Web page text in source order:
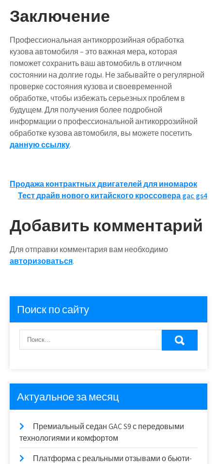
Заключение
Профессиональная антикоррозийная обработка
кузова автомобиля – это важная мера, которая
поможет сохранить ваш автомобиль в отличном
состоянии на долгие годы. Не забывайте о регулярной
проверке состояния кузова и своевременной
обработке, чтобы избежать серьезных проблем в
будущем. Для получения более подробной
информации о профессиональной антикоррозийной
обработке кузова автомобиля, вы можете посетить
данную ссылку.
Навигация
по
записям
Продажа контрактных двигателей для иномарок
Тест драйв нового китайского кроссовера gac gs4
Добавить комментарий
Для отправки комментария вам необходимо
авторизоваться.
Поиск по сайту
Актуальное за месяц
Премиальный седан GAC S9 с передовыми
технологиями и комфортом
Платформа с реальными отзывами о бьюти-